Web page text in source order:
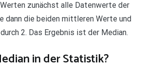
zunächst alle Datenwerte der
dann die beiden mittleren Werte und
2. Das Ergebnis ist der Median.
in der Statistik?